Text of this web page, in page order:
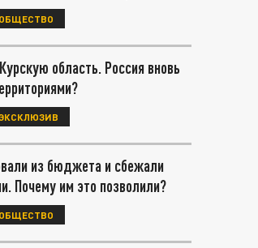
ОБЩЕСТВО
область. Россия вновь
из бюджета и сбежали
Почему им это позволили?
ОБЩЕСТВО